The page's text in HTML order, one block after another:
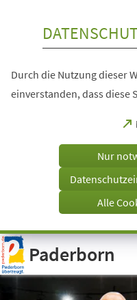
Visuelle
Assistenzsoftware
öffnen.
Durch die Nutzung dieser
einverstanden, dass diese
Nur
Alle
Paderborn